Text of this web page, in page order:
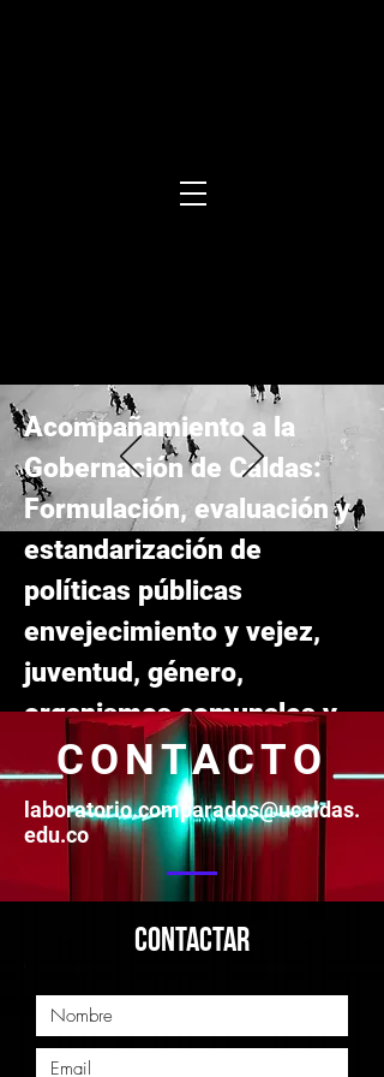
Acompañamiento a la
Gobernación de Caldas:
Formulación, evaluación y
estandarización de
políticas públicas
envejecimiento y vejez,
juventud, género,
organismos comunales y
etnicidad.
2023
CONTACTO
laboratorio.comparados@ucaldas.
edu.co
CONTACTAR